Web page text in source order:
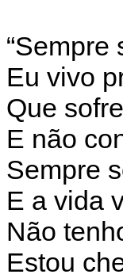
“Sempre
Eu vivo
Que
E não
Sempre
E a vida
Não
Estou